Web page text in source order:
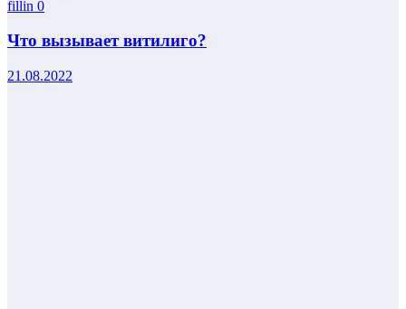
fillin 0
Что вызывает витилиго?
21.08.2022